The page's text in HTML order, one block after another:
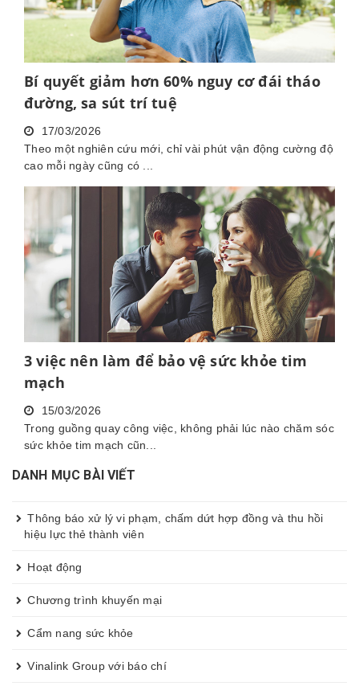
Bí quyết giảm hơn 60% nguy cơ đái tháo
đường, sa sút trí tuệ
17/03/2026
Theo một nghiên cứu mới, chỉ vài phút vận động cường độ
cao mỗi ngày cũng có ...
3 việc nên làm để bảo vệ sức khỏe tim
mạch
15/03/2026
Trong guồng quay công việc, không phải lúc nào chăm sóc
sức khỏe tim mạch cũn...
DANH MỤC BÀI VIẾT
Thông báo xử lý vi phạm, chấm dứt hợp đồng và thu hồi
hiệu lực thẻ thành viên
Hoạt động
Chương trình khuyến mại
Cẩm nang sức khỏe
Vinalink Group với báo chí